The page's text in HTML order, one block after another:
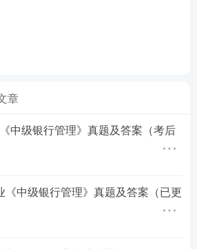
章
中级银行管理》真题及答案（考后
《中级银行管理》真题及答案（已更